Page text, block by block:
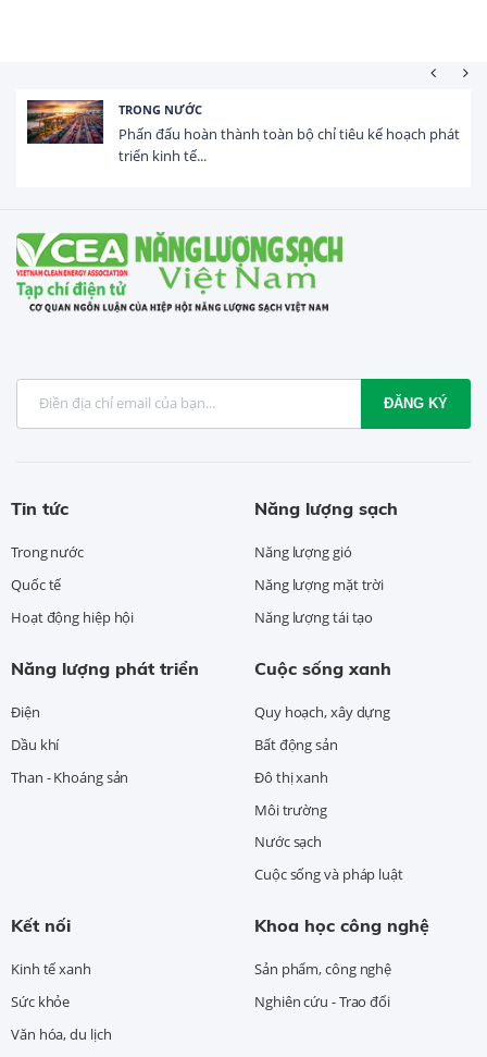
hoàn thành toàn bộ chỉ tiêu kế hoạch phát
Tổng vốn
ĐĂNG KÝ
Tin tức
Trong nước
Quốc tế
Hoạt động hiệp hội
Năng lượng sạch
Năng lượng gió
Năng lượng mặt trời
Năng lượng tái tạo
Năng lượng phát triển
Điện
Dầu khí
Than - Khoáng sản
Cuộc sống xanh
Quy hoạch, xây dựng
Bất động sản
Đô thị xanh
Môi trường
Nước sạch
Cuộc sống và pháp luật
Kết nối
Kinh tế xanh
Sức khỏe
Văn hóa, du lịch
Khoa học công nghệ
Sản phẩm, công nghệ
Nghiên cứu - Trao đổi